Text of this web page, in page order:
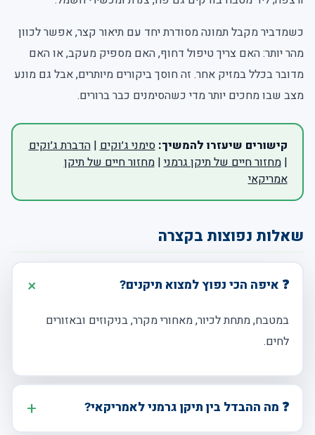
כשמדביר מקבל תמונה מסודרת יחד עם תיאור קצר, אפשר לכוון
מהר יותר: האם צריך טיפול דחוף, האם מספיק מעקב, או האם
מדובר בכלל במזיק אחר. זה חוסך ביקורים מיותרים, אבל גם מונע
מצב שבו מחכים יותר מדי כשהסימנים כבר ברורים.
קישורים שיעזרו להמשיך: סימני ג׳וקים |הדברת ג׳וקים
|מחזור חיים של תיקן גרמני |מחזור חיים של תיקן
אמריקאי
שאלות נפוצות בקצרה
❓ איפה הכי נפוץ למצוא תיקנים?
במטבח, מתחת לכיור, מאחורי מקרר, בניקוזים ובאזורים
לחים.
❓ מה ההבדל בין תיקן גרמני לאמריקאי?